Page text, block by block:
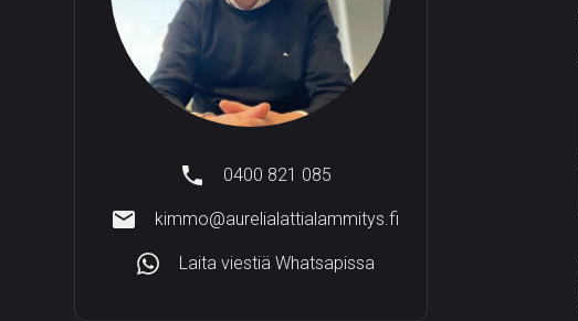
0400 821 085
kimmo@aurelialattialammitys.fi
Laita viestiä Whatsapissa